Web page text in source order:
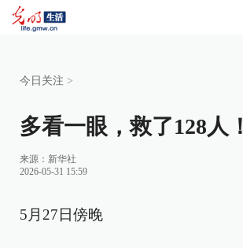
今日关注 >
多看一眼，救了128人！
来源： 新华社
2026-05-31 15:59
5月27日傍晚